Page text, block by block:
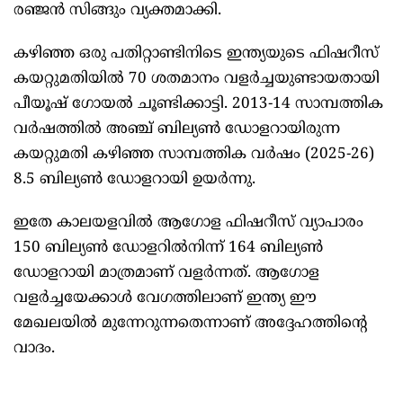
രഞ്ജൻ സിങ്ങും വ്യക്തമാക്കി.
കഴിഞ്ഞ ഒരു പതിറ്റാണ്ടിനിടെ ഇന്ത്യയുടെ ഫിഷറീസ്
കയറ്റുമതിയിൽ 70 ശതമാനം വളർച്ചയുണ്ടായതായി
പീയൂഷ് ഗോയൽ ചൂണ്ടിക്കാട്ടി. 2013-14 സാമ്പത്തിക
വർഷത്തിൽ അഞ്ച് ബില്യൺ ഡോളറായിരുന്ന
കയറ്റുമതി കഴിഞ്ഞ സാമ്പത്തിക വർഷം (2025-26)
8.5 ബില്യൺ ഡോളറായി ഉയർന്നു.
ഇതേ കാലയളവിൽ ആഗോള ഫിഷറീസ് വ്യാപാരം
150 ബില്യൺ ഡോളറിൽനിന്ന് 164 ബില്യൺ
ഡോളറായി മാത്രമാണ് വളർന്നത്. ആഗോള
വളർച്ചയേക്കാൾ വേഗത്തിലാണ് ഇന്ത്യ ഈ
മേഖലയിൽ മുന്നേറുന്നതെന്നാണ് അദ്ദേഹത്തിന്റെ
വാദം.